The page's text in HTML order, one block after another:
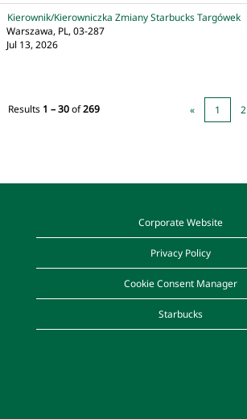
Kierownik/Kierowniczka Zmiany Starbucks Targówek
Warszawa, PL, 03-287
Jul 13, 2026
Results 1 – 30of269 « 1 2
Corporate Website
Privacy Policy
Cookie Consent Manager
Starbucks